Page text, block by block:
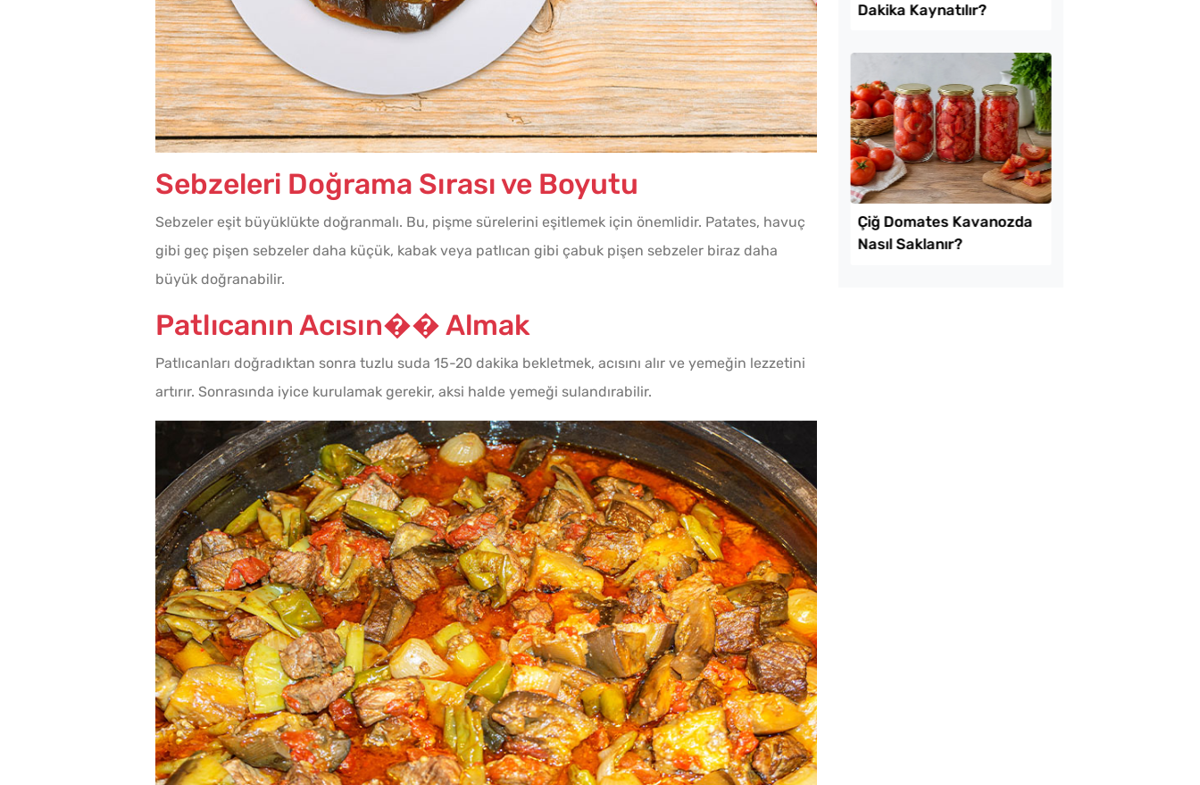
Evde Kolay Mayasız
Kıymalı Pide Tarifi
Borcamda Muzlu Pasta
Tarifi
Turşusu Tarifi
Sebzeleri Doğrama Sırası ve Boyutu
Sebzeler eşit büyüklükte doğranmalı. Bu, pişme sürelerini eşitlemek için önemlidir. Patates, havuç
gibi geç pişen sebzeler daha küçük, kabak veya patlıcan gibi çabuk pişen sebzeler biraz daha
büyük doğranabilir.
Patlıcanın Acısın�� Almak
Patlıcanları doğradıktan sonra tuzlu suda 15-20 dakika bekletmek, acısını alır ve yemeğin lezzetini
artırır. Sonrasında iyice kurulamak gerekir, aksi halde yemeği sulandırabilir.